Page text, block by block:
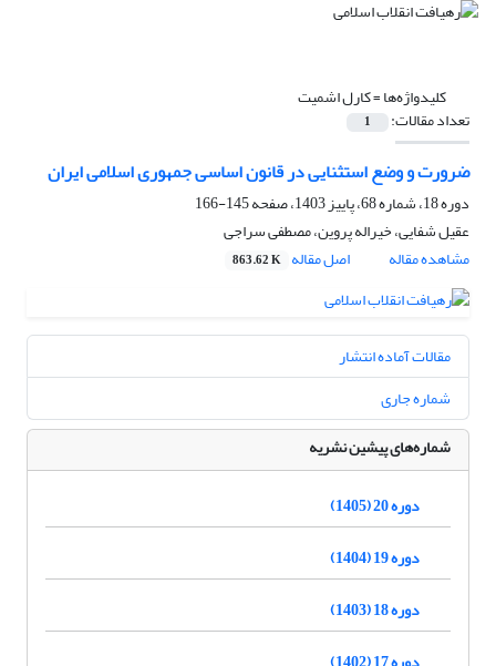
کلیدواژه‌ها =کارل اشمیت
تعداد مقالات: 1
ضرورت و وضع استثنایی در قانون اساسی جمهوری اسلامی ایران
دوره 18، شماره 68، پاییز 1403، صفحه
145-166
عقیل شفایی، خیراله پروین، مصطفی سراجی
مشاهده مقاله
اصل مقاله 863.62 K
مقالات آماده انتشار
شماره جاری
شماره‌های پیشین نشریه
دوره 20 (1405)
دوره 19 (1404)
دوره 18 (1403)